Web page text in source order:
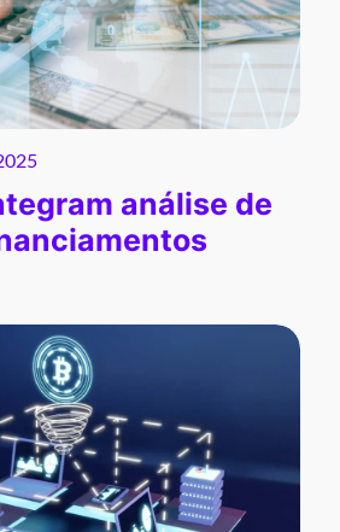
análise de